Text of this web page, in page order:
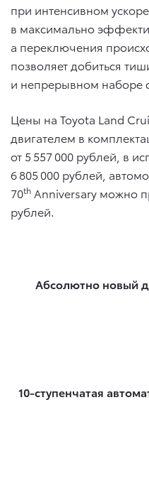
при интенсивном
в максимально
а переключения
позволяет добиться
и непрерывном наборе
Цены на Toyota Land
двигателем в
от 5 557 000 рублей, в
6 805 000 рублей,
70th Anniversary можно
рублей.
Абсолютно новый
10-ступенчатая